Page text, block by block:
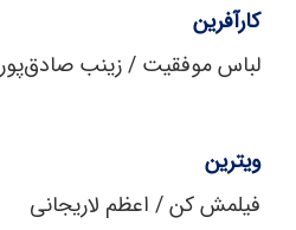
کارآفرین
لباس موفقیت / زینب صادق‌‌پور
ویترین
فیلمش کن / اعظم لاریجانی